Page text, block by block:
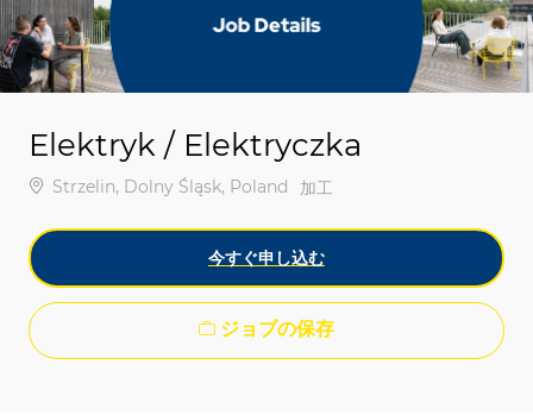
Elektryk / Elektryczka
場所Strzelin, Dolny Śląsk, Poland カテゴリ
加工
今すぐ申し込む
ジョブの保存